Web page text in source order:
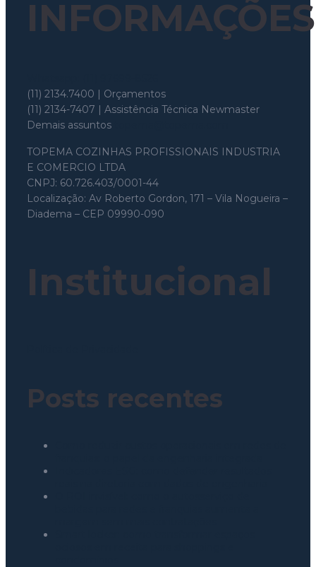
INFORMAÇÕES
(11) 2134.7400 | Orçamentos
(11) 2134-7407 | Assistência Técnica Newmaster
Demais assuntos
TOPEMA COZINHAS PROFISSIONAIS INDUSTRIA
E COMERCIO LTDA
CNPJ: 60.726.403/0001-44
Localização: Av Roberto Gordon, 171 – Vila Nogueira –
Diadema – CEP 09990-090
Institucional
Posts recentes